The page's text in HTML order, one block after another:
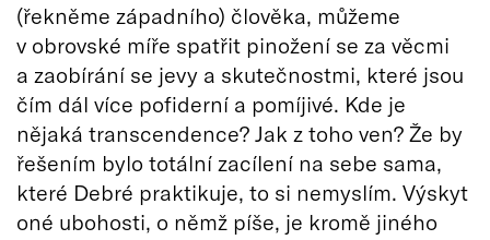
(řekněme západního) člověka, můžeme
v obrovské míře spatřit pinožení se za věcmi
a zaobírání se jevy a skutečnostmi, které jsou
čím dál více pofiderní a pomíjivé. Kde je
nějaká transcendence? Jak z toho ven? Že by
řešením bylo totální zacílení na sebe sama,
které Debré praktikuje, to si nemyslím. Výskyt
oné ubohosti, o němž píše, je kromě jiného